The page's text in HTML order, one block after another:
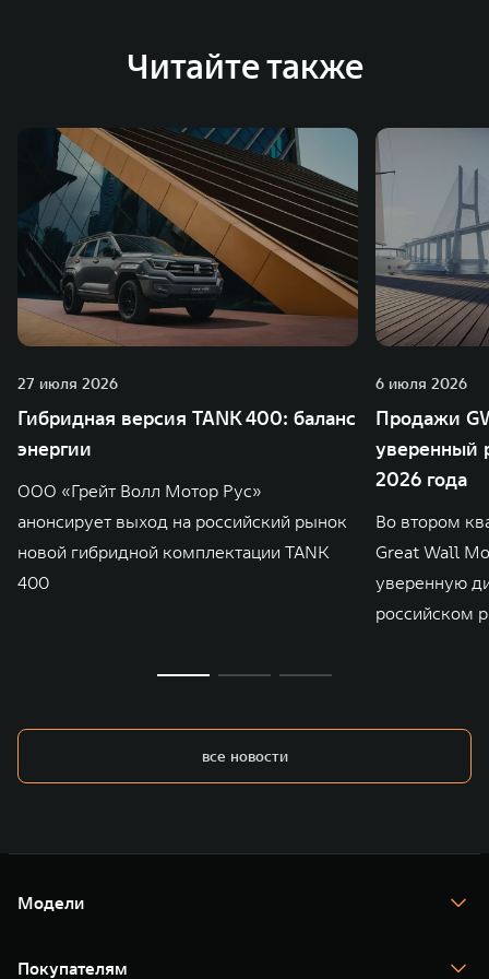
зарубежных – в России, Таиланде, Бразилии и Индии, а
Читайте также
27 июля 2026
Гибридная версия TANK 400: баланс
энергии
ООО «Грейт Волл Мотор Рус»
анонсирует выход на российский рынок
новой гибридной комплектации TANK
400
6 июля 2026
Продажи
уверенный
2026 года
Во втором
Great Wall
уверенную
российском
все новости
Модели
TANK 400
Покупателям